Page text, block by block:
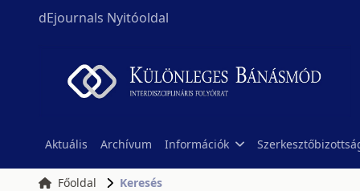
dEjournals Nyitóoldal
Aktuális Archívum Információk
Főoldal Keresés